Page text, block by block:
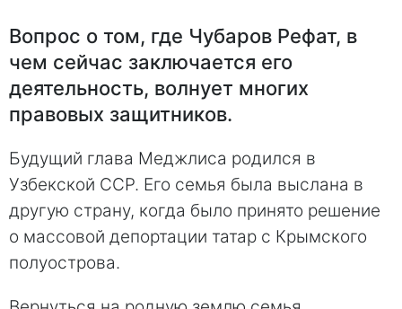
Вопрос о том, где Чубаров Рефат, в
чем сейчас заключается его
деятельность, волнует многих
правовых защитников.
Будущий глава Меджлиса родился в
Узбекской ССР. Его семья была выслана в
другую страну, когда было принято решение
о массовой депортации татар с Крымского
полуострова.